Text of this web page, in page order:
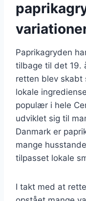
Paprikagryden
tilbage til det 19.
retten blev skabt
lokale
populær i hele
udviklet sig til
Danmark er
mange
tilpasset lokale
I takt med at